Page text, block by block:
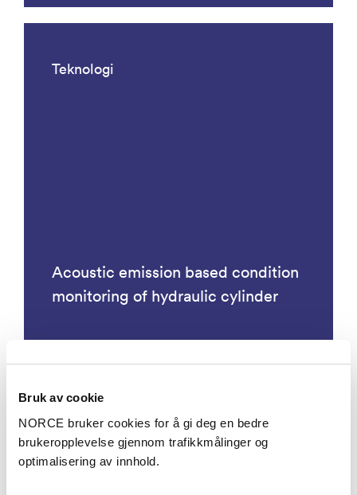
Bruk av cookie
NORCE bruker cookies for å gi deg en bedre
brukeropplevelse gjennom trafikkmålinger og
optimalisering av innhold.
Teknologi
Acoustic emission based condition
monitoring of hydraulic cylinder
Prosjekter